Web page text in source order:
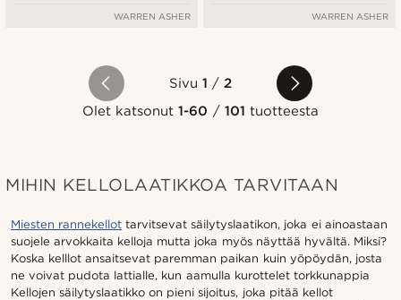
WARREN ASHER WARREN ASHER
Sivu 1 /2
Olet katsonut1-60 / 101 tuotteesta
MIHIN KELLOLAATIKKOA TARVITAAN
Miesten rannekellot tarvitsevat säilytyslaatikon, joka ei ainoastaan
suojele arvokkaita kelloja mutta joka myös näyttää hyvältä. Miksi?
Koska kelllot ansaitsevat paremman paikan kuin yöpöydän, josta
ne voivat pudota lattialle, kun aamulla kurottelet torkkunappia
Kellojen säilytyslaatikko on pieni sijoitus, joka pitää kellot